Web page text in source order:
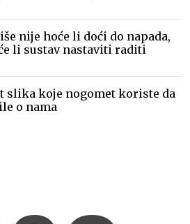
nije hoće li doći do napada,
li sustav nastaviti raditi
slika koje nogomet koriste da
o nama